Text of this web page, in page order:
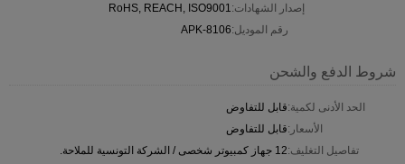
إصدار الشهادات:RoHS, REACH, ISO9001
رقم الموديل:APK-8106
شروط الدفع والشحن
الحد الأدنى لكمية:قابل للتفاوض
الأسعار:قابل للتفاوض
تفاصيل التغليف:12 جهاز كمبيوتر شخصى / الشركة التونسية للملاحة.